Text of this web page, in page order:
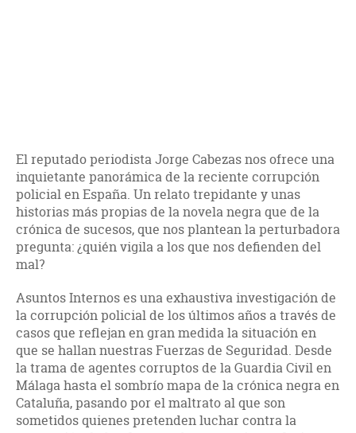
El reputado periodista Jorge Cabezas nos ofrece una
inquietante panorámica de la reciente corrupción
policial en España. Un relato trepidante y unas
historias más propias de la novela negra que de la
crónica de sucesos, que nos plantean la perturbadora
pregunta: ¿quién vigila a los que nos defienden del
mal?
Asuntos Internos es una exhaustiva investigación de
la corrupción policial de los últimos años a través de
casos que reflejan en gran medida la situación en
que se hallan nuestras Fuerzas de Seguridad. Desde
la trama de agentes corruptos de la Guardia Civil en
Málaga hasta el sombrío mapa de la crónica negra en
Cataluña, pasando por el maltrato al que son
sometidos quienes pretenden luchar contra la